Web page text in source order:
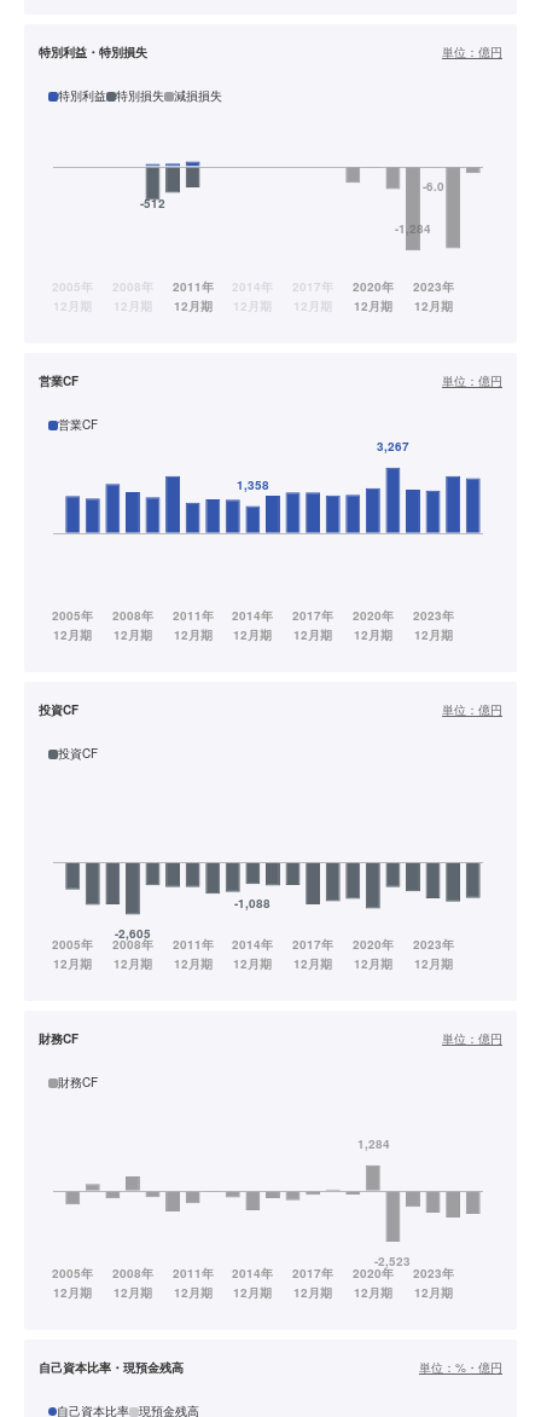
特別利益・特別損失 単位： 億円
特別利益 特別損失 減損損失
営業CF 単位： 億円
営業CF
投資CF 単位： 億円
投資CF
財務CF 単位： 億円
財務CF
自己資本比率・現預金残高 単位： %・億円
自己資本比率 現預金残高